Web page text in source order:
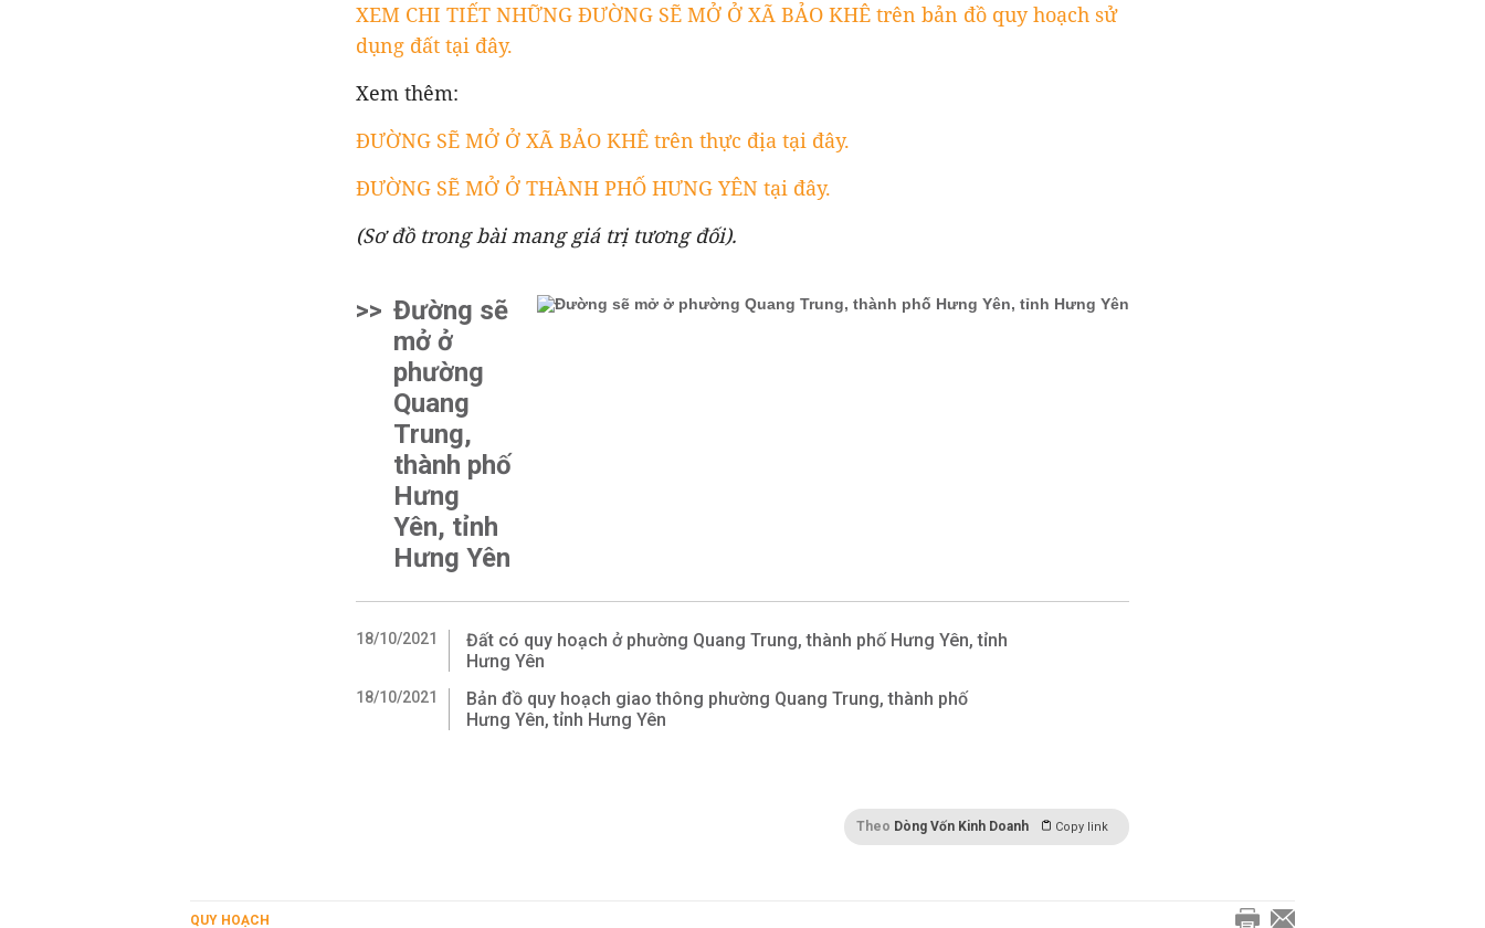
XEM CHI TIẾT NHỮNG ĐƯỜNG SẼ MỞ Ở XÃ BẢO KHÊ trên bản đồ quy hoạch sử
dụng đất tại đây.
Xem thêm:
ĐƯỜNG SẼ MỞ Ở XÃ BẢO KHÊ trên thực địa tại đây.
ĐƯỜNG SẼ MỞ Ở THÀNH PHỐ HƯNG YÊN tại đây.
(Sơ đồ trong bài mang giá trị tương đối).
>> Đường sẽ
mở ở
phường
Quang
Trung,
thành phố
Hưng
Yên, tỉnh
Hưng Yên
18/10/2021
Đất có quy hoạch ở phường Quang Trung, thành phố Hưng Yên, tỉnh
Hưng Yên
18/10/2021
Bản đồ quy hoạch giao thông phường Quang Trung, thành phố
Hưng Yên, tỉnh Hưng Yên
Theo Dòng Vốn Kinh Doanh Copy link
QUY HOẠCH